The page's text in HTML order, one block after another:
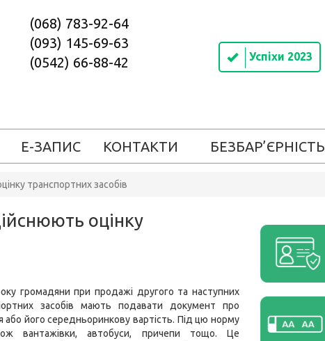
(068) 783-92-64
(093) 145-69-63
(0542) 66-88-42
Успіхи 2023
Е-ЗАПИС КОНТАКТИ БЕЗБАР’ЄРНІСТЬ
транспортних засобів
оцінку
громадяни при продажі другого та наступних
засобів мають подавати документ про
або його середньоринкову вартість. Під цю норму
вантажівки, автобуси, причепи тощо. Це